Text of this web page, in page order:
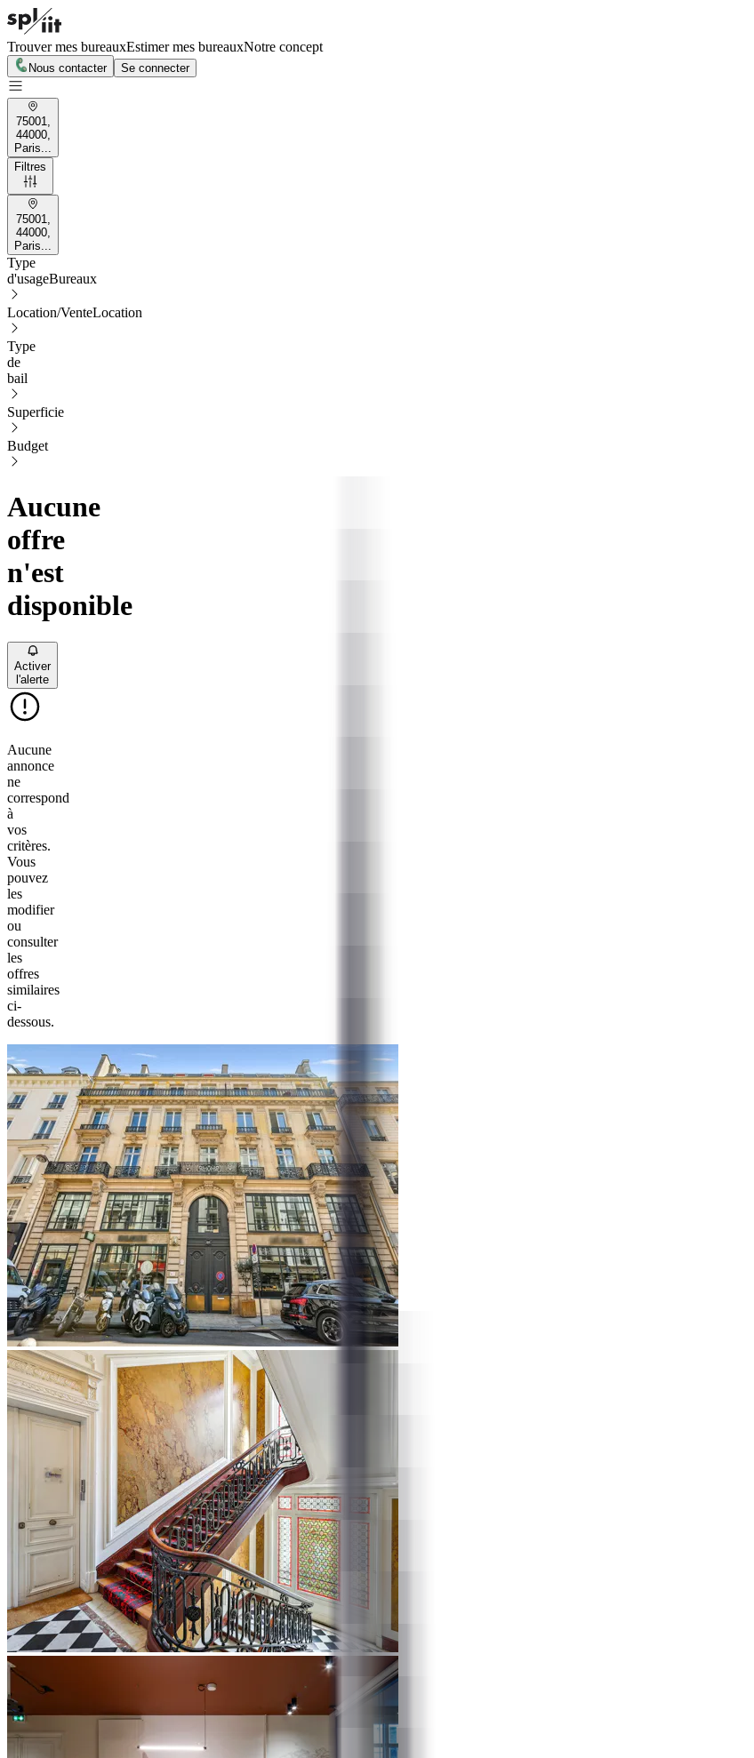
Trouver mes bureauxEstimer mes bureauxNotre concept
Nous contacter Se connecter
75001,
44000,
Paris...
Filtres
75001,
44000,
Paris...
Type
d'usageBureaux
Location/VenteLocation
Type
de
bail
Superficie
Budget
Aucune
offre
n'est
disponible
Activer
l'alerte
Aucune
annonce
ne
correspond
à
vos
critères.
Vous
pouvez
les
modifier
ou
consulter
les
offres
similaires
ci-
dessous.